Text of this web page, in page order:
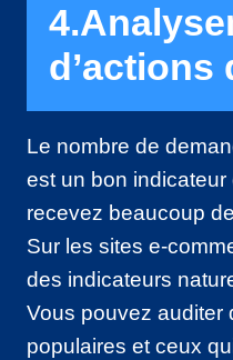
d’actions
Le nombre de
est un bon indicateur
recevez beaucoup
Sur les sites e-
des indicateurs
Vous pouvez auditer
populaires et ceux